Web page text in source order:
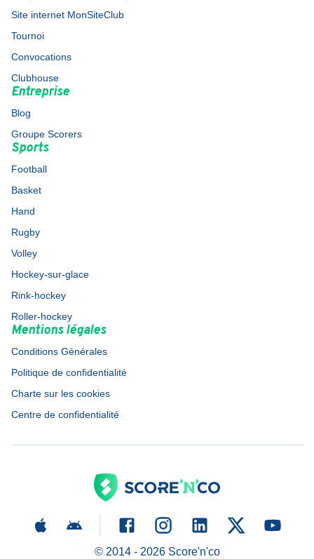
Site internet MonSiteClub
Tournoi
Convocations
Clubhouse
Entreprise
Blog
Groupe Scorers
Sports
Football
Basket
Hand
Rugby
Volley
Hockey-sur-glace
Rink-hockey
Roller-hockey
Mentions légales
Conditions Générales
Politique de confidentialité
Charte sur les cookies
Centre de confidentialité
© 2014 - 2026Score'n'co